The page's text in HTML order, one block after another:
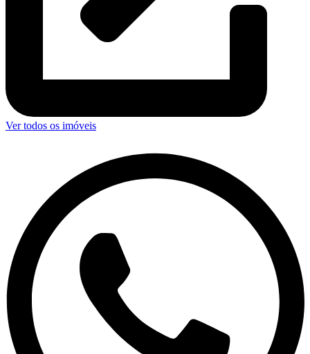
Ver todos os imóveis